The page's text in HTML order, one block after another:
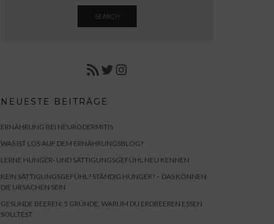
SEARCH
RSS FEED
TWITTER
INSTAGRAM
NEUESTE BEITRÄGE
ERNÄHRUNG BEI NEURODERMITIS
WAS IST LOS AUF DEM ERNÄHRUNGSBLOG?
LERNE HUNGER- UND SÄTTIGUNGSGEFÜHL NEU KENNEN
KEIN SÄTTIGUNGSGEFÜHL? STÄNDIG HUNGER? – DAS KÖNNEN
DIE URSACHEN SEIN
GESUNDE BEEREN: 5 GRÜNDE, WARUM DU ERDBEEREN ESSEN
SOLLTEST